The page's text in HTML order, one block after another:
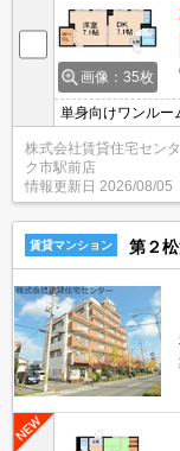
画像：35枚
単身向けワンルー
株式会社賃貸住宅セン
ク市駅前店
情報更新日 2026/08/05
賃貸マンション 第２